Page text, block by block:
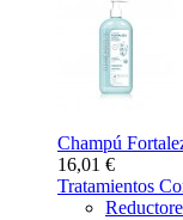
Champú
16,01 €
Tratamientos